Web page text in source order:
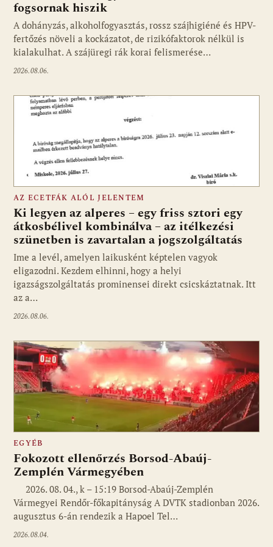
fogsornak hiszik
A dohányzás, alkoholfogyasztás, rossz szájhigiéné és HPV-
fertőzés növeli a kockázatot, de rizikófaktorok nélkül is
kialakulhat. A szájüregi rák korai felismerése…
2026.08.06.
AZ ECETFÁK ALÓL JELENTEM
Ki legyen az alperes – egy friss sztori egy
átkosbélivel kombinálva – az itélkezési
szünetben is zavartalan a jogszolgáltatás
Ime a levél, amelyen laikusként képtelen vagyok
eligazodni. Kezdem elhinni, hogy a helyi
igazságszolgáltatás prominensei direkt csicskáztatnak. Itt
az a…
2026.08.06.
EGYÉB
Fokozott ellenőrzés Borsod-Abaúj-
Zemplén Vármegyében
2026. 08. 04., k – 15:19 Borsod-Abaúj-Zemplén
Vármegyei Rendőr-főkapitányság A DVTK stadionban 2026.
augusztus 6-án rendezik a Hapoel Tel…
2026.08.04.